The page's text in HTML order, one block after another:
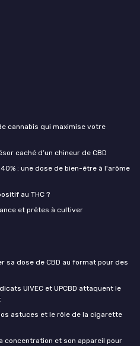
cannabis qui maximise votre
caché d’un chineur de CBD
40% : une dose de bien-être à l'arôme
au THC ?
et prêtes à cultiver
sa dose de CBD au format pour des
UIVEC et UPCBD attaquent le
astuces et le rôle de la cigarette
concentration et son appareil pour